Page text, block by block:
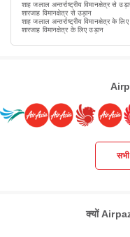
शाह जलाल अन्तर्राष्ट्रीय विमानक्षेत्र से
शारजाह विमानक्षेत्र से उड़ान
शाह जलाल अन्तर्राष्ट्रीय विमानक्षेत्र के
शारजाह विमानक्षेत्र के लिए उड़ान
क्यों